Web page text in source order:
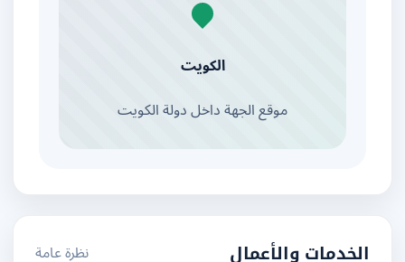
الكويت
موقع الجهة داخل دولة الكويت
الخدمات والأعمال نظرة عامة